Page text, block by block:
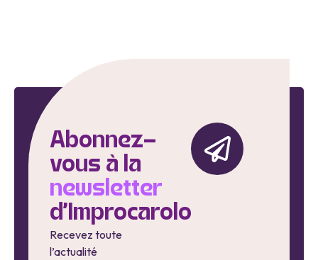
Abonnez-
vous à la
newsletter
d'Improcarolo
Recevez toute
l’actualité